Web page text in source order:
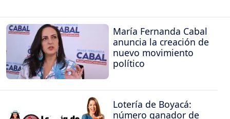
María Fernanda Cabal
anuncia la creación de
nuevo movimiento
político
Lotería de Boyacá:
número ganador de